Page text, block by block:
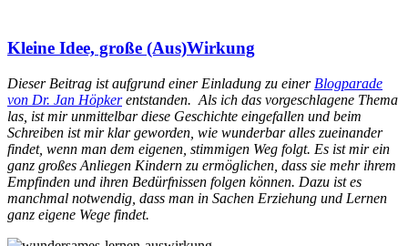
Kleine Idee, große (Aus)Wirkung
Dieser Beitrag ist aufgrund einer Einladung zu einer Blogparade
von Dr. Jan Höpkerentstanden. Als ich das vorgeschlagene Thema
las, ist mir unmittelbar diese Geschichte eingefallen und beim
Schreiben ist mir klar geworden, wie wunderbar alles zueinander
findet, wenn man dem eigenen, stimmigen Weg folgt. Es ist mir ein
ganz großes Anliegen Kindern zu ermöglichen, dass sie mehr ihrem
Empfinden und ihren Bedürfnissen folgen können. Dazu ist es
manchmal notwendig, dass man in Sachen Erziehung und Lernen
ganz eigene Wege findet.